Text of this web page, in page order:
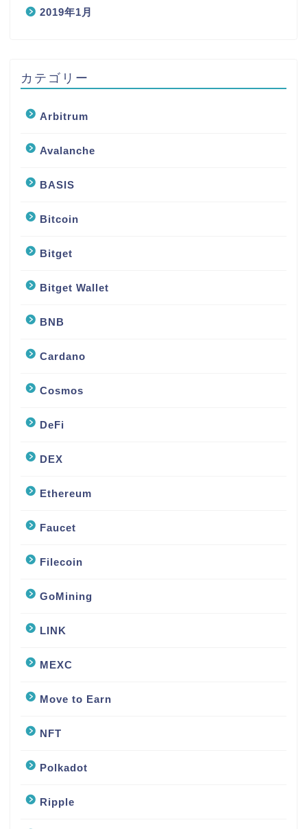
2019年1月
カテゴリー
Arbitrum
Avalanche
BASIS
Bitcoin
Bitget
Bitget Wallet
BNB
Cardano
Cosmos
DeFi
DEX
Ethereum
Faucet
Filecoin
GoMining
LINK
MEXC
Move to Earn
NFT
Polkadot
Ripple